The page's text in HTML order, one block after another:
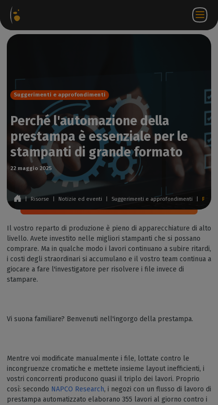
IT
Suggerimenti e approfondimenti
Perché l'automazione della
prestampa è essenziale per le
stampanti di grande formato
22 maggio 2025
| Risorse Notizie ed eventi Suggerimenti e approfondimenti
Il vostro reparto di produzione è pieno di apparecchiature di alto
livello. Avete investito nelle migliori stampanti che si possano
comprare. Ma in qualche modo i lavori continuano a subire ritardi,
i costi degli straordinari si accumulano e il vostro team continua a
giocare a fare l'investigatore per risolvere i file invece di
stampare.
Vi suona familiare? Benvenuti nell'ingorgo della prestampa.
Mentre voi modificate manualmente i file, lottate contro le
incongruenze cromatiche e mettete insieme layout inefficienti, i
vostri concorrenti producono quasi il triplo dei lavori. Proprio
così: secondo NAPCO Research, i negozi con un flusso di lavoro di
prestampa automatizzato elaborano 355 lavori al giorno contro i